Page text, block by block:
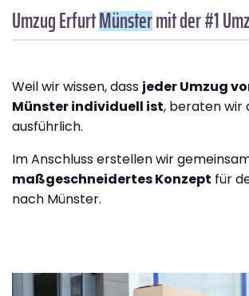
Umzug ErfurtMünstermit der #1
Weil wir wissen, dass jeder Umzug
Münster individuell ist, beraten wir
ausführlich.
Im Anschluss erstellen wir
maßgeschneidertes Konzept für
nach Münster.